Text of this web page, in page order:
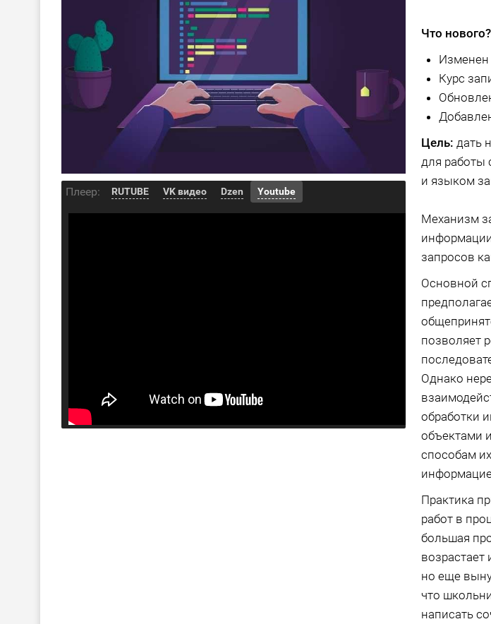
Плеер: RUTUBE VK видео Dzen Youtube
Что нового?
Изменен
Курс
Цель: дать
для работы
и языком
Механизм
запросов
Основной
позволяет
Однако
обработки
объектами
способам
Практика
работ в
большая
возрастает
но еще
что
написать